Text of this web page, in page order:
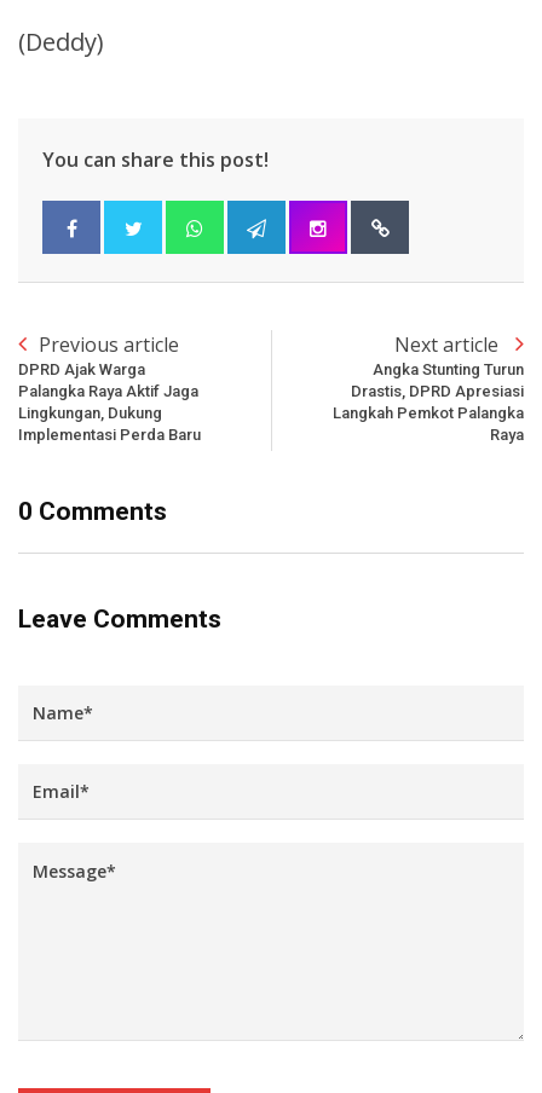
(Deddy)
You can share this post!
Previous article
DPRD Ajak Warga
Palangka Raya Aktif Jaga
Lingkungan, Dukung
Implementasi Perda Baru
Next article
Angka Stunting Turun
Drastis, DPRD Apresiasi
Langkah Pemkot Palangka
Raya
0 Comments
Leave Comments